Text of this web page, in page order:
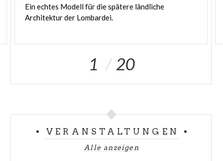
Einechtes Modellfürdiespätere ländliche
Architekturder Lombardei.
1 20
VERANSTALTUNGEN
Alle anzeigen